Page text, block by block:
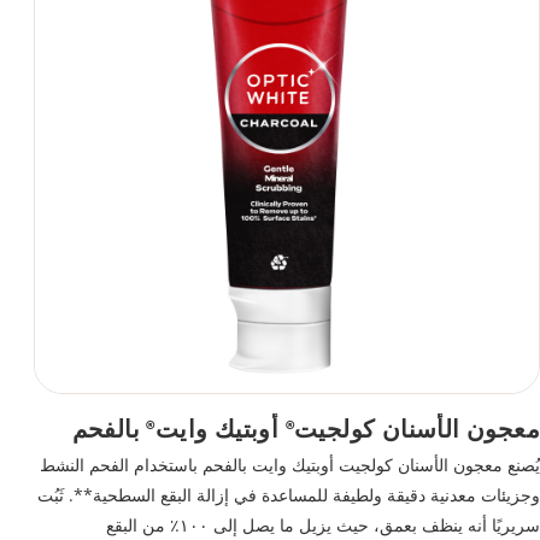
معجون الأسنان كولجيت® أوبتيك وايت®بالفحم
يُصنع معجون الأسنان كولجيت أوبتيك وايت بالفحم باستخدام الفحم النشط
وجزيئات معدنية دقيقة ولطيفة للمساعدة في إزالة البقع السطحية**. ثَبُت
سريريًا أنه ينظف بعمق، حيث يزيل ما يصل إلى ١٠٠٪ من البقع